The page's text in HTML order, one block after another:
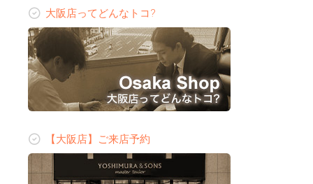
大阪店ってどんなトコ?
【大阪店】ご来店予約